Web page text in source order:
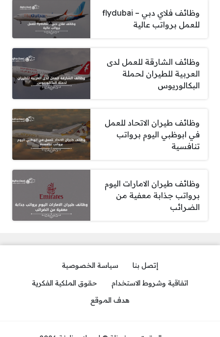
وظائف فلاي دبي – flydubai
للعمل برواتب عالية
وظائف الشارقة للعمل لدى
العربية للطيران لحملة
البكالوريوس
وظائف طيران الاتحاد للعمل
في ابوظبي اليوم برواتب
تنافسية
وظائف طيران الامارات اليوم
برواتب جذابة معفية من
الضرائب
إتصل بنا
سياسة الخصوصية
اتفاقية وشروط الاستخدام
حقوق الملكية الفكرية
هدف الموقع